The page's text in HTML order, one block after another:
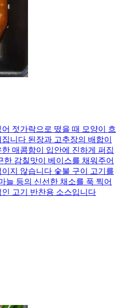
젓가락으로 떴을 때 모양이 흐
니다 된장과 고추장의 배합이
매콤함이 입안에 진하게 퍼집
감칠맛이 베이스를 채워주어
지 않습니다 숯불 구이 고기를
늘 등의 신선한 채소를 푹 찍어
고기 반찬용 소스입니다